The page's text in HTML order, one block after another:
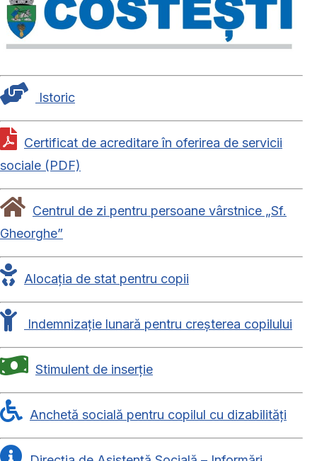
Istoric
Certificat de acreditare în oferirea de servicii
sociale (PDF)
Centrul de zi pentru persoane vârstnice „Sf.
Gheorghe”
Alocația de stat pentru copii
Indemnizație lunară pentru creșterea copilului
Stimulent de inserție
Anchetă socială pentru copilul cu dizabilități